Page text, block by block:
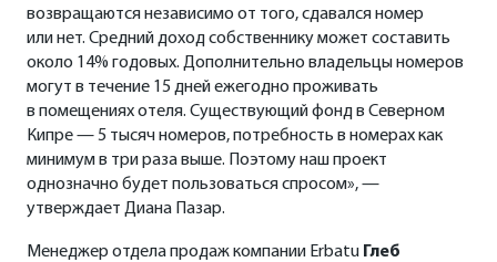
возвращаются независимо от того, сдавался номер
или нет. Средний доход собственнику может составить
около 14% годовых. Дополнительно владельцы номеров
могут в течение 15 дней ежегодно проживать
в помещениях отеля. Существующий фонд в Северном
Кипре — 5 тысяч номеров, потребность в номерах как
минимум в три раза выше. Поэтому наш проект
однозначно будет пользоваться спросом», —
утверждает Диана Пазар.
Менеджер отдела продаж компании Erbatu Глеб